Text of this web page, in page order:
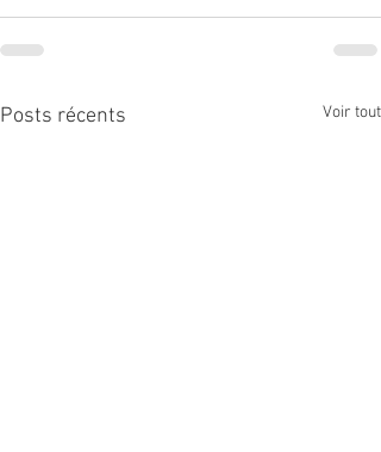
Posts récents Voir tout